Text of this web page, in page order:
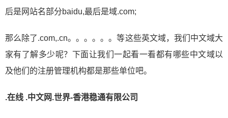
后是网站名部分baidu,最后是域.com;
那么除了.com,.cn。。。。。。等这些英文域，我们中文域大
家有了解多少呢？下面让我们一起看一看都有哪些中文域以
及他们的注册管理机构都是那些单位吧。
.在线 .中文网.世界-香港稳通有限公司